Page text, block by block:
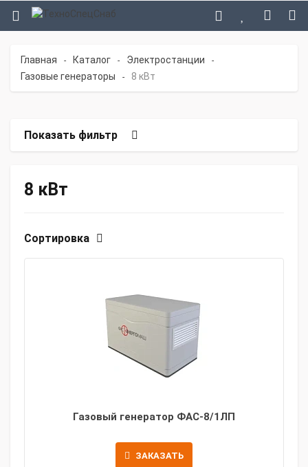
Главная - Каталог - Электростанции -
Газовые генераторы - 8 кВт
Показать фильтр
8 кВт
Сортировка
Газовый генератор ФАС-8/1ЛП
ЗАКАЗАТЬ